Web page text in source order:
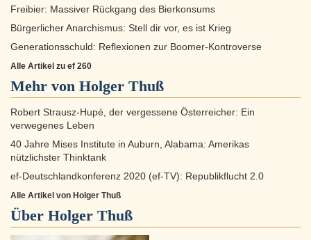
Freibier: Massiver Rückgang des Bierkonsums
Bürgerlicher Anarchismus: Stell dir vor, es ist Krieg
Generationsschuld: Reflexionen zur Boomer-Kontroverse
Alle Artikel zu ef 260
Mehr von Holger Thuß
Robert Strausz-Hupé, der vergessene Österreicher: Ein
verwegenes Leben
40 Jahre Mises Institute in Auburn, Alabama: Amerikas
nützlichster Thinktank
ef-Deutschlandkonferenz 2020 (ef-TV): Republikflucht 2.0
Alle Artikel von Holger Thuß
Über Holger Thuß